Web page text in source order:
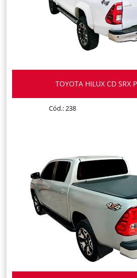
TOYOTA HILUX CD SRX
Cód.: 238